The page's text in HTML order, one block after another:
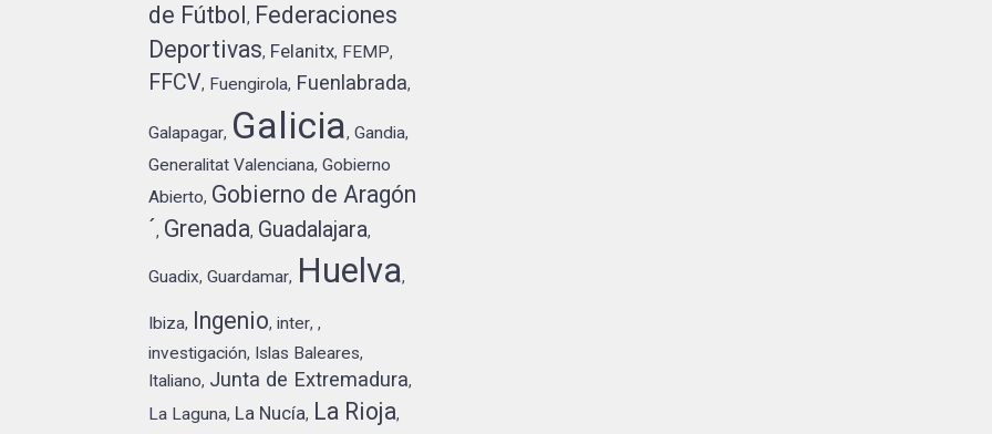
de Fútbol, Federaciones
Deportivas, Felanitx, FEMP,
FFCV, Fuengirola, Fuenlabrada,
Galapagar, Galicia,Gandia,
Generalitat Valenciana,Gobierno
Abierto, Gobierno de Aragón
´, Grenada, Guadalajara,
Guadix,Guardamar, Huelva,
Ibiza, Ingenio,inter,,
investigación, Islas Baleares,
Italiano, Junta de Extremadura,
La Laguna, La Nucía, La Rioja,